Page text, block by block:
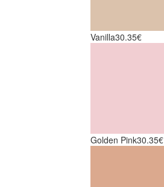
Vanilla30.35€
Golden Pink30.35€